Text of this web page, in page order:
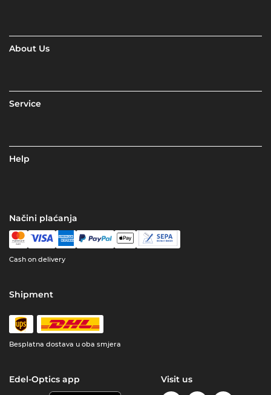
About Us
Service
Help
Načini plaćanja
Cash on delivery
Shipment
Besplatna dostava u oba smjera
Edel-Optics app Visit us